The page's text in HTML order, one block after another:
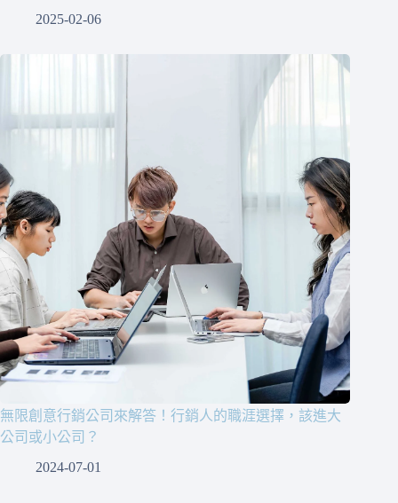
2025-02-06
無限創意行銷公司來解答！行銷人的職涯選擇，該進大
公司或小公司？
2024-07-01